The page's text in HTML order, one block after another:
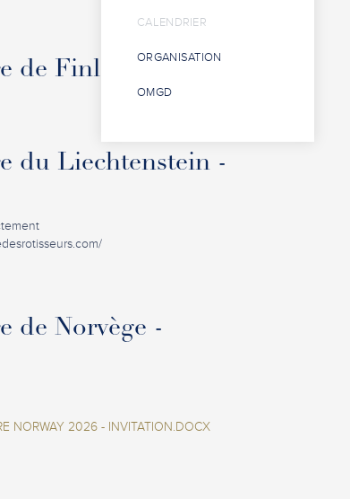
CALENDRIER
ORGANISATION
OMGD
de Finlande - Oulu
du Liechtenstein -
de Norvège -
NORWAY 2026 - INVITATION.DOCX